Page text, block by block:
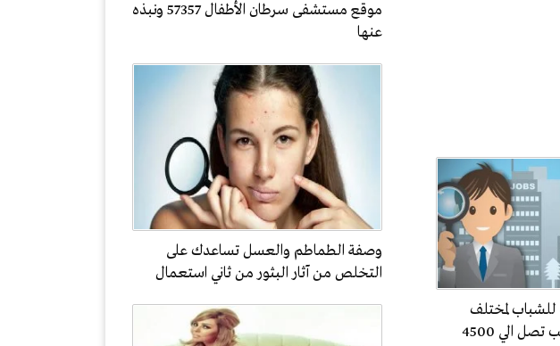
موقع مستشفى سرطان الأطفال 57357 ونبذه
عنها
وصفة الطماطم والعسل تساعدك على
التخلص من آثار البثور من ثاني استعمال
لمختلف
المؤهلات برواتب تصل الي 4500